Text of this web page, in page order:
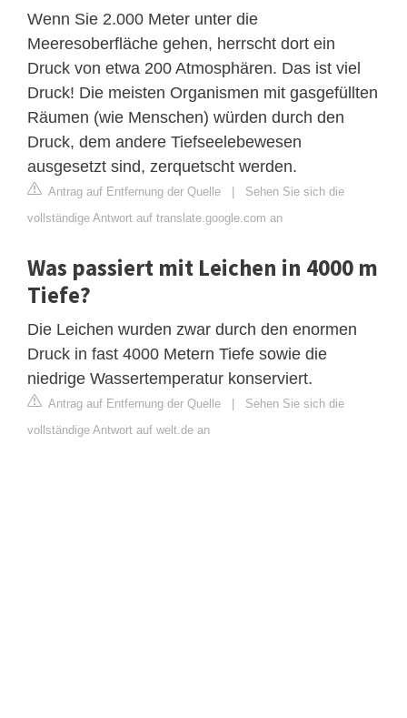
Wenn Sie 2.000 Meter unter die
Meeresoberfläche gehen, herrscht dort ein
Druck von etwa 200 Atmosphären. Das ist viel
Druck! Die meisten Organismen mit gasgefüllten
Räumen (wie Menschen) würden durch den
Druck, dem andere Tiefseelebewesen
ausgesetzt sind, zerquetscht werden.
Antrag auf Entfernung der Quelle | Sehen Sie sich die
vollständige Antwort auf translate.google.com an
Was passiert mit Leichen in 4000 m
Tiefe?
Die Leichen wurden zwar durch den enormen
Druck in fast 4000 Metern Tiefe sowie die
niedrige Wassertemperatur konserviert.
Antrag auf Entfernung der Quelle | Sehen Sie sich die
vollständige Antwort auf welt.de an